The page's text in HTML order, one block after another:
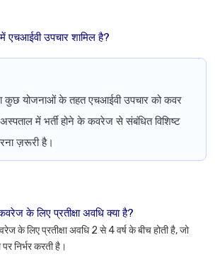
में एचआईवी उपचार शामिल है?
कुछ योजनाओं के तहत एचआईवी उपचार को कवर
में भर्ती होने के कवरेज से संबंधित विशिष्ट
ज़रूरी है।
के लिए प्रतीक्षा अवधि क्या है?
के लिए प्रतीक्षा अवधि 2 से 4 वर्ष के बीच होती है, जो
पर निर्भर करती है।